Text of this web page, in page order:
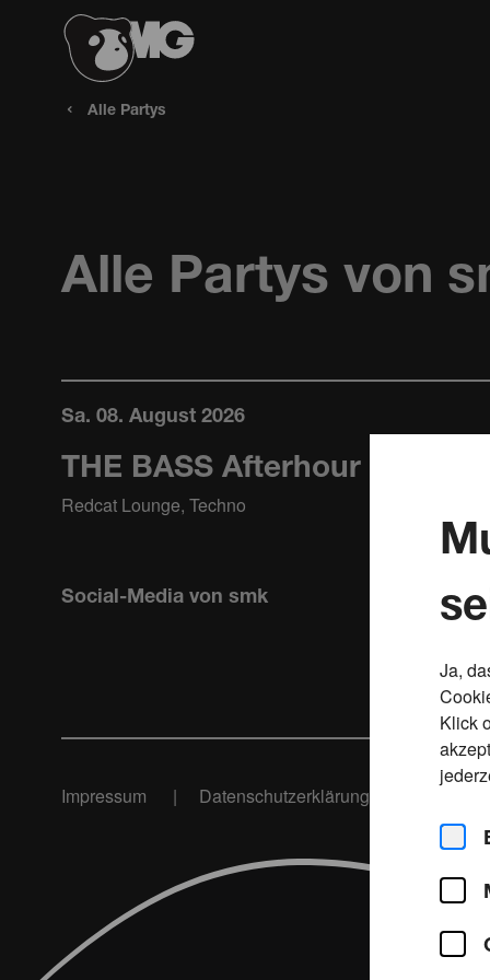
Ja,
Klick
Alle Partys
Alle Partys von
Sa. 08. August 2026
THE BASS Afterhour in der
Redcat Lounge, Techno
Social-Media von smk
Impressum Datenschutzerklärung Cookie